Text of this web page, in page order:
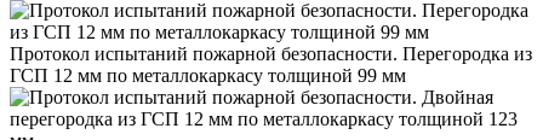
Протокол испытаний пожарной безопасности. Перегородка из
ГСП 12 мм по металлокаркасу толщиной 99 мм